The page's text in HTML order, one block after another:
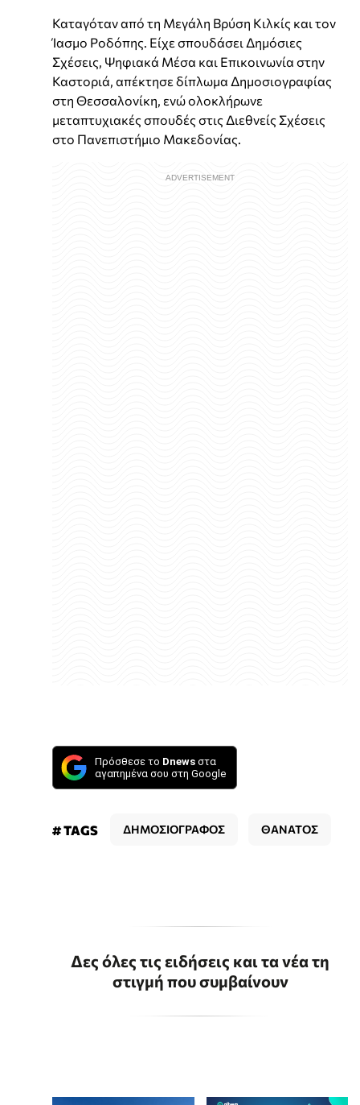
Καταγόταν από τη Μεγάλη Βρύση Κιλκίς και τον
Ίασμο Ροδόπης. Είχε σπουδάσει Δημόσιες
Σχέσεις, Ψηφιακά Μέσα και Επικοινωνία στην
Καστοριά, απέκτησε δίπλωμα Δημοσιογραφίας
στη Θεσσαλονίκη, ενώ ολοκλήρωνε
μεταπτυχιακές σπουδές στις Διεθνείς Σχέσεις
στο Πανεπιστήμιο Μακεδονίας.
Πρόσθεσε το Dnews στα
αγαπημένα σου στη Google
# TAGS ΔΗΜΟΣΙΟΓΡΑΦΟΣ ΘΑΝΑΤΟΣ
Δες όλες τις ειδήσεις και τα νέα τη
στιγμή που συμβαίνουν